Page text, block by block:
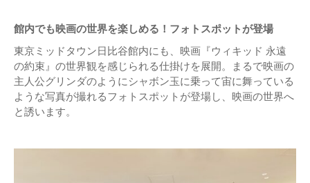
館内でも映画の世界を楽しめる！フォトスポットが登場
東京ミッドタウン日比谷館内にも、映画『ウィキッド 永遠
の約束』の世界観を感じられる仕掛けを展開。まるで映画の
主人公グリンダのようにシャボン玉に乗って宙に舞っている
ような写真が撮れるフォトスポットが登場し、映画の世界へ
と誘います。